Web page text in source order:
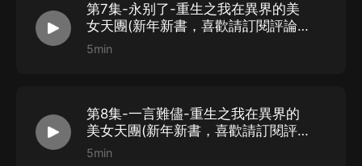
第7集-永别了-重生之我在異界的美
女天團(新年新書，喜歡請訂閱評論點
讚轉發)
5min
第8集-一言難儘-重生之我在異界的
美女天團(新年新書，喜歡請訂閱評論
點讚轉發)
5min